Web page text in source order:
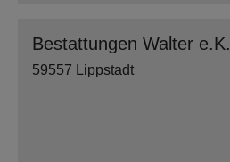
Bestattungen Walter e.K.
59557 Lippstadt